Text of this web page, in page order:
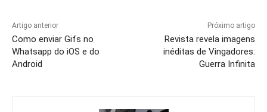
Artigo anterior
Como enviar Gifs no
Whatsapp do iOS e do
Android
Próximo artigo
Revista revela imagens
inéditas de Vingadores:
Guerra Infinita